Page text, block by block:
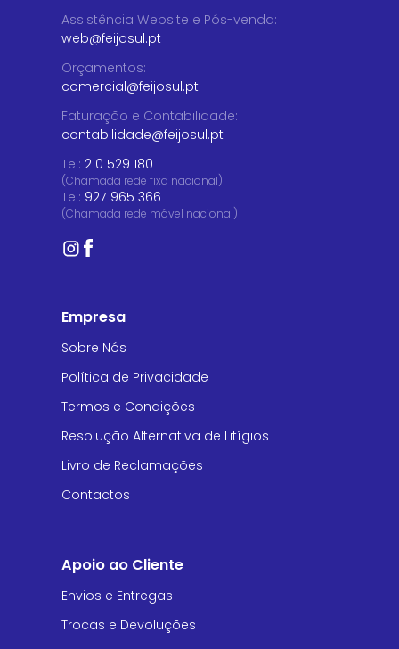
Assistência Website e Pós-venda:
web@feijosul.pt
Orçamentos:
comercial@feijosul.pt
Faturação e Contabilidade:
contabilidade@feijosul.pt
Tel: 210 529 180
(Chamada rede fixa nacional)
Tel: 927 965 366
(Chamada rede móvel nacional)
Empresa
Sobre Nós
Política de Privacidade
Termos e Condições
Resolução Alternativa de Litígios
Livro de Reclamações
Contactos
Apoio ao Cliente
Envios e Entregas
Trocas e Devoluções